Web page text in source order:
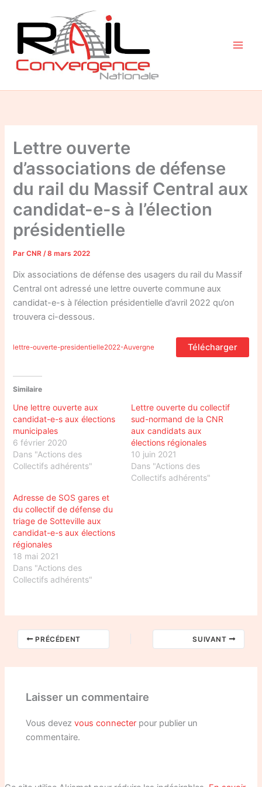
contenu
Lettre ouverte
d’associations de défense
du rail du Massif Central aux
candidat-e-s à l’élection
présidentielle
ParCNR/8 mars 2022
Dix associations de défense des usagers du rail du Massif
Central ont adressé une lettre ouverte commune aux
candidat-e-s à l’élection présidentielle d’avril 2022 qu’on
trouvera ci-dessous.
lettre-ouverte-presidentielle2022-Auvergne Télécharger
Similaire
Une lettre ouverte aux
candidat-e-s aux élections
municipales
6 février 2020
Dans "Actions des
Collectifs adhérents"
Lettre ouverte du collectif
sud-normand de la CNR
aux candidats aux
élections régionales
10 juin 2021
Dans "Actions des
Collectifs adhérents"
Adresse de SOS gares et
du collectif de défense du
triage de Sotteville aux
candidat-e-s aux élections
régionales
18 mai 2021
Dans "Actions des
Collectifs adhérents"
PRÉCÉDENT SUIVANT
Laisser un commentaire
Vous devezvous connecter pour publier un
commentaire.